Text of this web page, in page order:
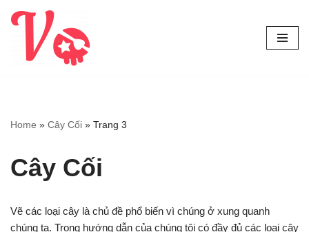
Chuyển
Home » Cây Cối » Trang 3
Cây Cối
Vẽ các loại cây là chủ đề phổ biến vì chúng ở xung quanh
chúng ta. Trong hướng dẫn của chúng tôi có đầy đủ các loại cây